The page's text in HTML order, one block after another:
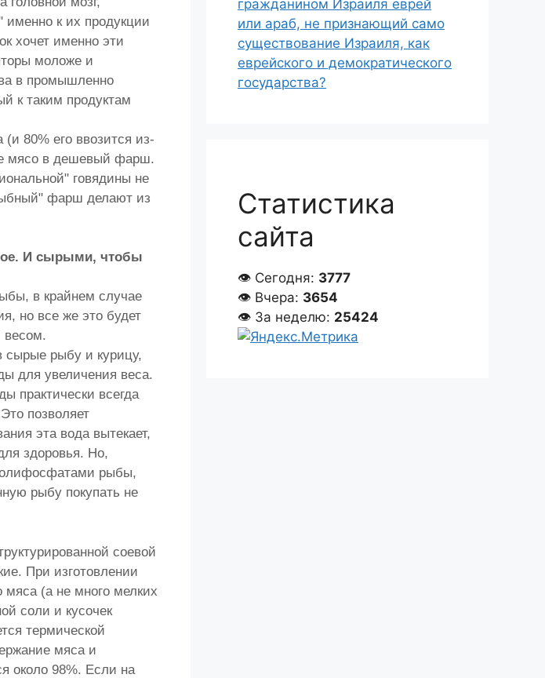
именно к их продукции
хочет именно эти
моложе и
в промышленно
к таким продуктам
80% его ввозится из-
мясо в дешевый фарш.
говядины не
фарш делают из
И сырыми, чтобы
в крайнем случае
но все же это будет
весом.
сырые рыбу и курицу,
для увеличения веса.
практически всегда
позволяет
эта вода вытекает,
здоровья. Но,
рыбы,
рыбу покупать не
соевой
При изготовлении
мяса (а не много мелких
соли и кусочек
термической
мяса и
около 98%. Если на
гражданином Израиля еврей
или араб, не признающий само
существование Израиля, как
еврейского и демократического
государства?
Статистика
сайта
👁 Сегодня: 3777
👁 Вчера: 3654
👁 За неделю: 25424